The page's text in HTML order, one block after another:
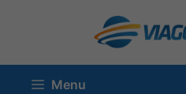
contenuto
Menu